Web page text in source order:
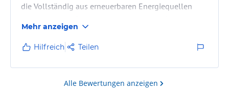
die Vollständig aus erneuerbaren Energiequellen
Nachhaltigkeit getrimmt und verzichtet dabei auf
keinerlei Annehmlichkeiten. Auch sehr zu Empfehlen
ist das Abendessen zu dem man sich vorab einen
Tisch reservieren sollte.
Mehr anzeigen
Hilfreich Teilen
Alle Bewertungen anzeigen